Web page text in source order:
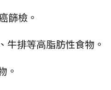
篩檢。
牛排等高脂肪性食物。
。